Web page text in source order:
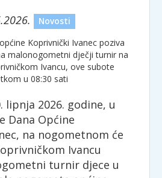
Novosti
lipnja 2026. godine, u
Dana Općine
na nogometnom će
Ivancu
turnir djece u